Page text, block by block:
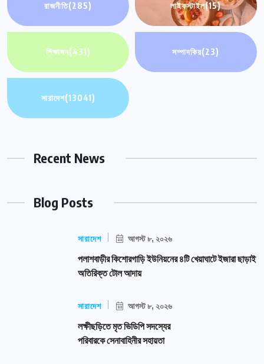
রাজনীতি(285) লাইফস্টাইল(15)
শিক্ষাঙ্গন(431) সম্পাদকিয়(23)
সারাদেশ(13041)
Recent News
Blog Posts
সারাদেশ আগস্ট ৮, ২০২৬
পলাশবাড়ীর কিশোরগাড়ি ইউনিয়নের ৪টি খেয়াঘাটে ইজারা ছাড়াই
অতিরিক্ত টোল আদায়
সারাদেশ আগস্ট ৮, ২০২৬
লক্ষীছড়িতে মৃত ভিডিপি সদস্যের
পরিবারকে সেনাবাহিনীর সহায়তা